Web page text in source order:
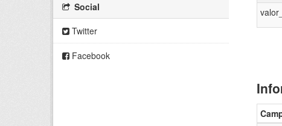
Social
Twitter
Facebook